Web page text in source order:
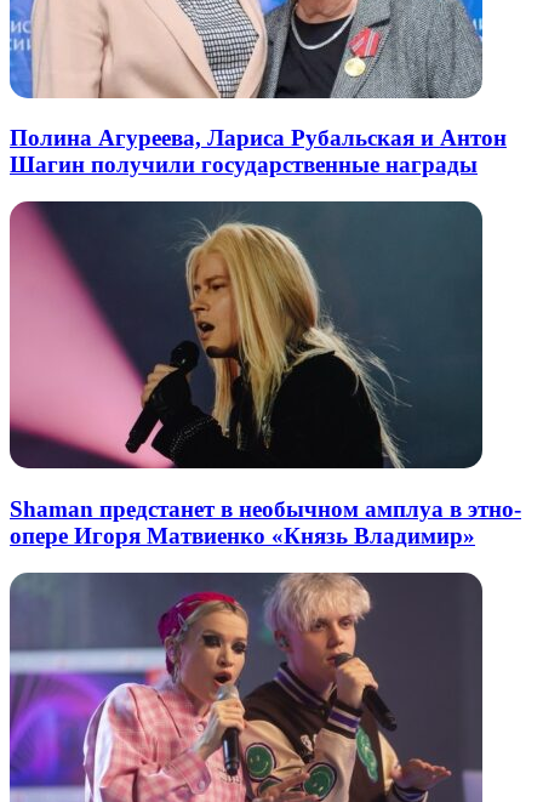
Полина Агуреева, Лариса Рубальская и Антон
Шагин получили государственные награды
Shaman предстанет в необычном амплуа в этно-
опере Игоря Матвиенко «Князь Владимир»